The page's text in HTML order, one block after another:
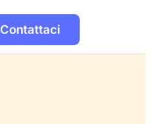
Contattaci